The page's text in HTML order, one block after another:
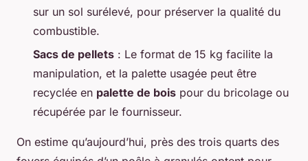
sur un sol surélevé, pour préserver la qualité du
combustible.
Sacs de pellets : Le format de 15 kg facilite la
manipulation, et la palette usagée peut être
recyclée en palette de bois pour du bricolage ou
récupérée par le fournisseur.
On estime qu’aujourd’hui, près des trois quarts des